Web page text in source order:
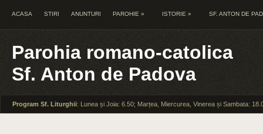
ACASA STIRI ANUNTURI PAROHIE » ISTORIE » SF. ANTON DE
Parohia romano-catolica
Sf. Anton de Padova
Program Sf. Liturghii: Lunea și Joia: 6.50; Marțea, Miercurea, Vinerea și Sambata: